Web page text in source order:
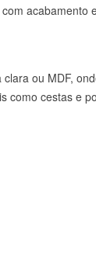
ou MDF,
cestas e